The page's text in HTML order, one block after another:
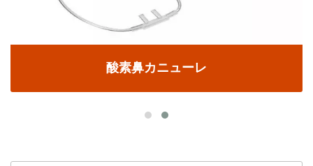
酸素鼻カニューレ